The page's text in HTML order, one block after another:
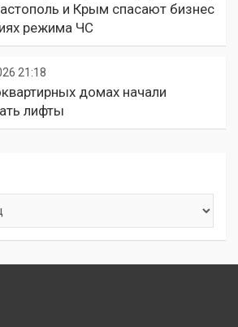
и Крым спасают бизнес
режима ЧС
21:18
домах начали
лифты